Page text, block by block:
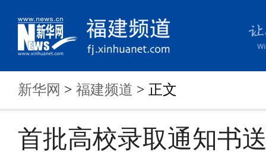
新华网 > 福建频道 > 正文
首批高校录取通知书